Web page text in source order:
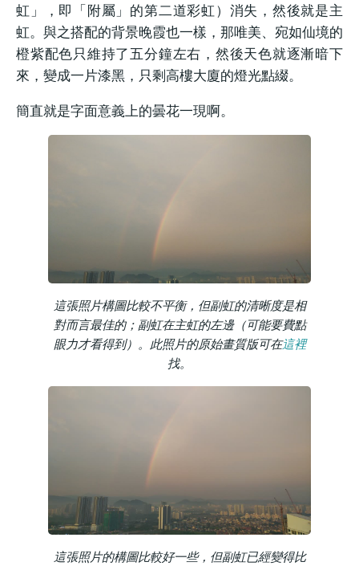
虹」，即「附屬」的第二道彩虹）消失，然後就是主
虹。與之搭配的背景晚霞也一樣，那唯美、宛如仙境的
橙紫配色只維持了五分鐘左右，然後天色就逐漸暗下
來，變成一片漆黑，只剩高樓大廈的燈光點綴。
簡直就是字面意義上的曇花一現啊。
這張照片構圖比較不平衡，但副虹的清晰度是相
對而言最佳的；副虹在主虹的左邊（可能要費點
眼力才看得到）。此照片的原始畫質版可在這裡
找。
這張照片的構圖比較好一些，但副虹已經變得比